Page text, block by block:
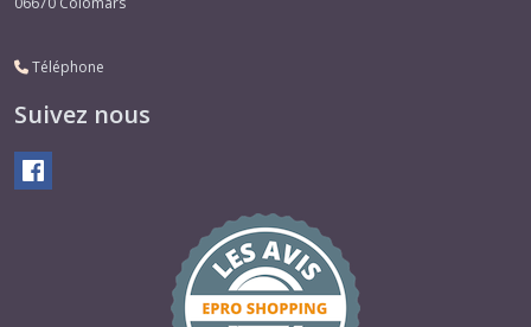
Téléphone
Suivez nous